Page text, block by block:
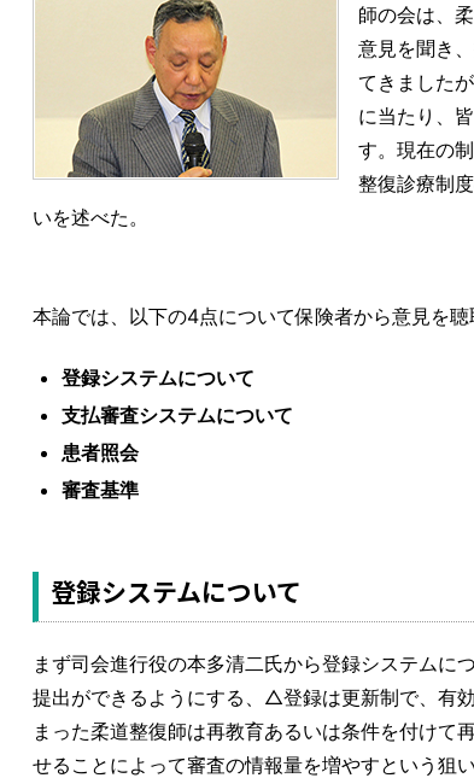
師の会は、
意見を聞き
てきました
に当たり、
す。現在の
整復診療制
いを述べた。
本論では、以下の4点について保険者から意見を聴
登録システムについて
支払審査システムについて
患者照会
審査基準
登録システムについて
まず司会進行役の本多清二氏から登録システム
提出ができるようにする、△登録は更新制で、有
まった柔道整復師は再教育あるいは条件を付け
せることによって審査の情報量を増やすという